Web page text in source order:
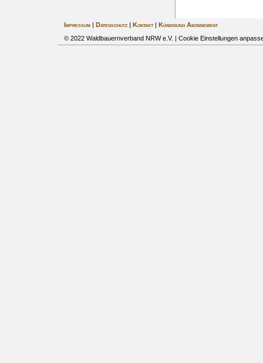
Impressum| Datenschutz| Kontakt|
Kündigung Abonnement
© 2022 Waldbauernverband NRW e.V. | Cookie Einstellungen